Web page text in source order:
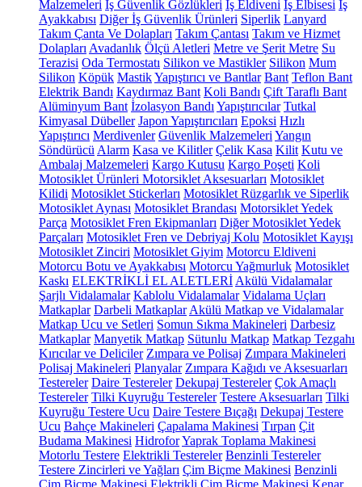
Malzemeleri İş Güvenlik Gözlükleri İş Eldiveni İş Elbisesi İş
Ayakkabısı Diğer İş Güvenlik Ürünleri Siperlik Lanyard
Takım Çanta Ve Dolapları Takım Çantası Takım ve Hizmet
Dolapları Avadanlık Ölçü Aletleri Metre ve Şerit Metre Su
Terazisi Oda Termostatı Silikon ve Mastikler Silikon Mum
Silikon Köpük MastikYapıştırıcı ve Bantlar Bant Teflon Bant
Elektrik Bandı Kaydırmaz Bant Koli Bandı Çift Taraflı Bant
Alüminyum Bant İzolasyon Bandı Yapıştırıcılar Tutkal
Kimyasal Dübeller Japon Yapıştırıcıları Epoksi Hızlı
Yapıştırıcı Merdivenler Güvenlik Malzemeleri Yangın
Söndürücü Alarm Kasa ve Kilitler Çelik Kasa Kilit Kutu ve
Ambalaj Malzemeleri Kargo Kutusu Kargo Poşeti Koli
Motosiklet Ürünleri Motorsiklet Aksesuarları Motosiklet
Kilidi Motosiklet Stickerları Motosiklet Rüzgarlık ve Siperlik
Motosiklet Aynası Motosiklet Brandası Motorsiklet Yedek
Parça Motosiklet Fren Ekipmanları Diğer Motosiklet Yedek
Parçaları Motosiklet Fren ve Debriyaj Kolu Motosiklet Kayışı
Motosiklet Zinciri Motosiklet Giyim Motorcu Eldiveni
Motorcu Botu ve Ayakkabısı Motorcu Yağmurluk Motosiklet
Kaskı ELEKTRİKLİ EL ALETLERİ Akülü Vidalamalar
Şarjlı Vidalamalar Kablolu Vidalamalar Vidalama Uçları
Matkaplar Darbeli Matkaplar Akülü Matkap ve Vidalamalar
Matkap Ucu ve Setleri Somun Sıkma Makineleri Darbesiz
Matkaplar Manyetik Matkap Sütunlu Matkap Matkap Tezgahı
Kırıcılar ve Deliciler Zımpara ve Polisaj Zımpara Makineleri
Polisaj Makineleri Planyalar Zımpara Kağıdı ve Aksesuarları
Testereler Daire Testereler Dekupaj Testereler Çok Amaçlı
Testereler Tilki Kuyruğu Testereler Testere Aksesuarları Tilki
Kuyruğu Testere Ucu Daire Testere Bıçağı Dekupaj Testere
Ucu Bahçe Makineleri Çapalama Makinesi Tırpan Çit
Budama Makinesi HidroforYaprak Toplama Makinesi
Motorlu Testere Elektrikli Testereler Benzinli Testereler
Testere Zincirleri ve Yağları Çim Biçme Makinesi Benzinli
Çim Biçme Makinesi Elektrikli Çim Biçme Makinesi Kenar